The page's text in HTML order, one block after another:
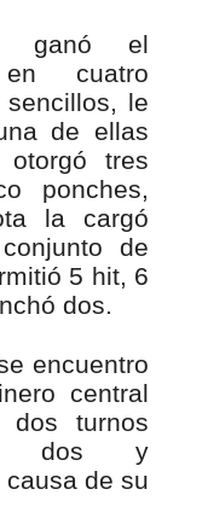
ganó el
cuatro
le
de ellas
otorgó tres
ponches,
la cargó
de
5 hit, 6
dos.
encuentro
central
dos turnos
dos y
de su